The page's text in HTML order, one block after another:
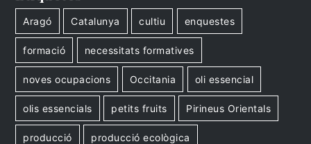
Aragó Catalunya cultiu enquestes
formació necessitats formatives
noves ocupacions Occitania oli essencial
olis essencials petits fruits Pirineus Orientals
producció producció ecològica